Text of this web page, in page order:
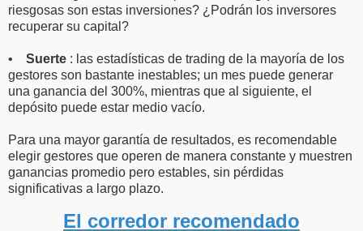
riesgosas son estas inversiones? ¿Podrán los inversores
recuperar su capital?
• Suerte : las estadísticas de trading de la mayoría de los
gestores son bastante inestables; un mes puede generar
una ganancia del 300%, mientras que al siguiente, el
depósito puede estar medio vacío.
Para una mayor garantía de resultados, es recomendable
elegir gestores que operen de manera constante y muestren
ganancias promedio pero estables, sin pérdidas
significativas a largo plazo.
El corredor recomendado